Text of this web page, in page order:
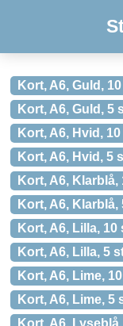
Kort, A6, Guld,
Kort, A6, Guld, 5
Kort, A6, Hvid,
Kort, A6, Hvid, 5
Kort, A6,
Kort, A6,
Kort, A6, Lilla,
Kort, A6, Lilla, 5
Kort, A6, Lime,
Kort, A6, Lime, 5
Kort, A6,